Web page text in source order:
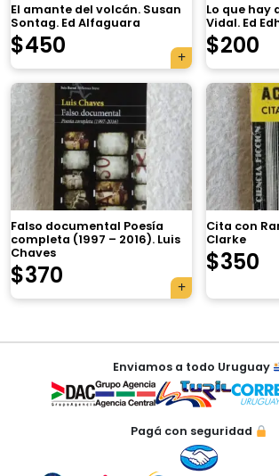
El amante del volcán. Susan
Sontag. Ed Alfaguara
$450
Lo que hay
Vidal. Ed
$200
Falso documental Poesía
completa (1997 – 2016). Luis
Chaves
$370
Cita con
Clarke
$350
Navegación
entradas
Enviamos a todo Uruguay
Pagá con seguridad
Tu carrito está
automáticamente.